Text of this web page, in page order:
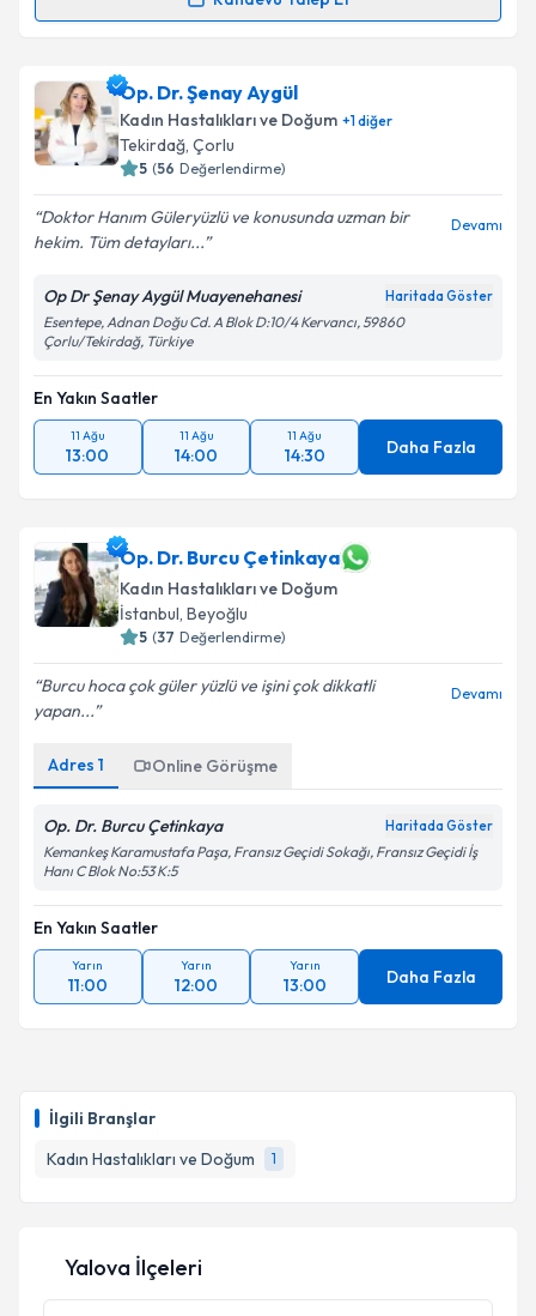
İlgili Branşlar
Kadın Hastalıkları ve Doğum
1
Takvim Talebini Gönder
Randevu Takvimi Talebi
Op. Dr. Salise Mesude Koldaş
talebi oluşturun. Size bu uzmandan randevu almanız
için bir takvim hazırlandığında e-posta ile
bilgilendireceğiz.
E-posta Adresiniz
Kişisel verilerimin işlenmesine ilişkinAydınlatma
Metni'ni okudum ve kişisel verilerimin belirtilen
kapsamda işlenmesini kabul ediyorum.
Takvim Talebini Gönder
Op. Dr. Şenay Aygül
Kadın Hastalıkları ve Doğum +1diğer
Tekirdağ, Çorlu
5 (56 Değerlendirme)
Doktor Hanım Güleryüzlü ve konusunda uzman bir
hekim. Tüm detayları...
Devamı
Op Dr Şenay Aygül Muayenehanesi Haritada Göster
Esentepe, Adnan Doğu Cd. A Blok D:10/4 Kervancı, 59860
Çorlu/Tekirdağ, Türkiye
En Yakın Saatler
11 Ağu
13:00
11 Ağu
14:00
11 Ağu
14:30 Daha Fazla
Op. Dr. Burcu Çetinkaya
Kadın Hastalıkları ve Doğum
İstanbul, Beyoğlu
5 (37 Değerlendirme)
Burcu hoca çok güler yüzlü ve işini çok dikkatli
yapan...
Devamı
Adres 1 Online Görüşme
Op. Dr. Burcu Çetinkaya Haritada Göster
Kemankeş Karamustafa Paşa, Fransız Geçidi Sokağı, Fransız Geçidi İş
Hanı C Blok No:53 K:5
En Yakın Saatler
Yarın
11:00
Yarın
12:00
Yarın
13:00 Daha Fazla
Yalova İlçeleri